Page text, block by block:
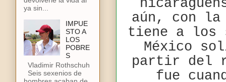
aún, con
tiene a los
México
partir del
fue
ya sin...
IMPUE
STO A
LOS
POBRE
S
Vladimir Rothschuh
Seis sexenios de